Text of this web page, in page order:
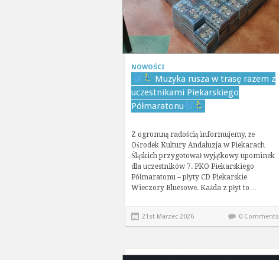
NOWOŚCI
Muzyka rusza w trasę razem z
uczestnikami Piekarskiego
Półmaratonu
Z ogromną radością informujemy, że
Ośrodek Kultury Andaluzja w Piekarach
Śląskich przygotował wyjątkowy upominek
dla uczestników 7. PKO Piekarskiego
Półmaratonu – płyty CD Piekarskie
Wieczory Bluesowe. Każda z płyt to…
21st Marzec 2026 0 Comments